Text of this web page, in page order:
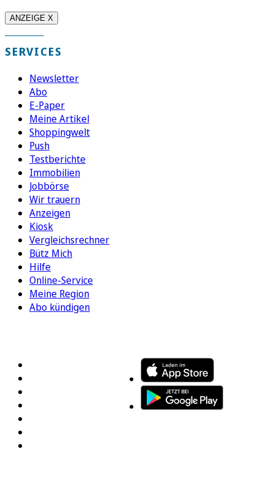
ANZEIGE X
SERVICES
Newsletter
Abo
E-Paper
Meine Artikel
Shoppingwelt
Push
Testberichte
Immobilien
Jobbörse
Wir trauern
Anzeigen
Kiosk
Vergleichsrechner
Bütz Mich
Hilfe
Online-Service
Meine Region
Abo kündigen